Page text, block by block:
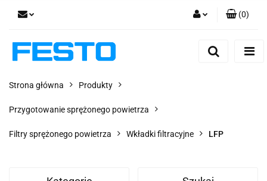
(0)
Strona główna Produkty
Przygotowanie sprężonego powietrza
Filtry sprężonego powietrza Wkładki filtracyjne LFP